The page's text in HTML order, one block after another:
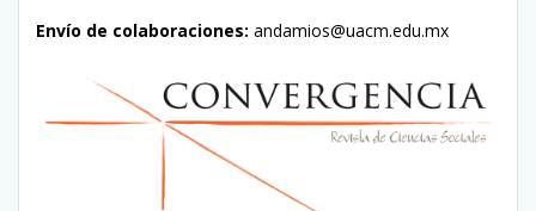
Envío de colaboraciones: andamios@uacm.edu.mx